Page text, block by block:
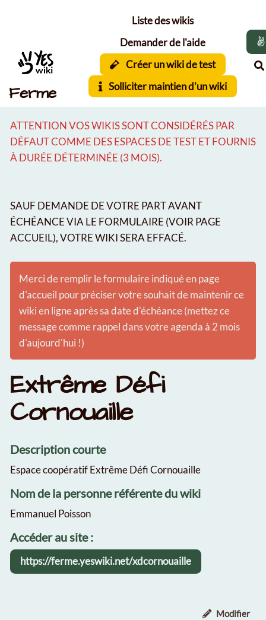
Ferme
Liste des wikis
Demander de l'aide
Créer un wiki de test
Solliciter maintien d'un wiki
ATTENTION VOS WIKIS SONT CONSIDÉRÉS PAR
DÉFAUT COMME DES ESPACES DE TEST ET FOURNIS
À DURÉE DÉTERMINÉE (3 MOIS).
SAUF DEMANDE DE VOTRE PART AVANT
ÉCHÉANCE VIA LE FORMULAIRE (VOIR PAGE
ACCUEIL), VOTRE WIKI SERA EFFACÉ.
Merci de remplir le formulaire indiqué en page
d'accueil pour préciser votre souhait de maintenir ce
wiki en ligne après sa date d'échéance (mettez ce
message comme rappel dans votre agenda à 2 mois
d'aujourd'hui !)
Extrême Défi
Cornouaille
Description courte
Espace coopératif Extrême Défi Cornouaille
Nom de la personne référente du wiki
Emmanuel Poisson
Accéder au site :
https://ferme.yeswiki.net/xdcornouaille
Modifier